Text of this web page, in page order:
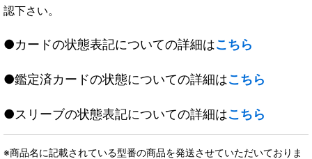
認下さい。
●カードの状態表記についての詳細はこちら
●鑑定済カードの状態についての詳細はこちら
●スリーブの状態表記についての詳細はこちら
※商品名に記載されている型番の商品を発送させていただいておりま